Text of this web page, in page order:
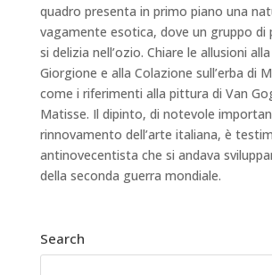
quadro presenta in primo piano una
vagamente esotica, dove un gruppo di
si delizia nell’ozio. Chiare le allusioni
Giorgione e alla Colazione sull’erba di
come i riferimenti alla pittura di Van
Matisse. Il dipinto, di notevole
rinnovamento dell’arte italiana, è
antinovecentista che si andava
della seconda guerra mondiale.
Search